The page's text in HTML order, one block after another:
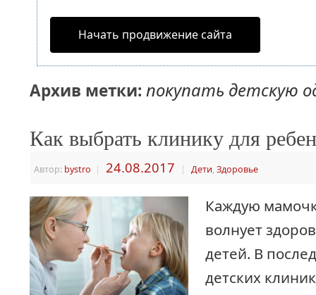
Начать продвижение сайта
Архив метки: покупать детскую
Как выбрать клинику для
Автор: bystro | 24.08.2017 | Дети, Здоровье
Каждую
волнует
детей. В
детских